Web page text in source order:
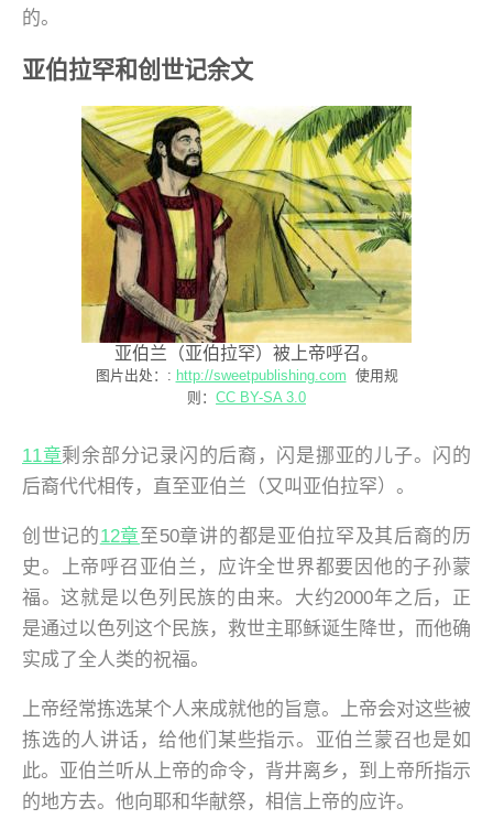
的。
亚伯拉罕和创世记余文
亚伯兰（亚伯拉罕）被上帝呼召。
图片出处：: http://sweetpublishing.com 使用规
则： CC BY-SA 3.0
11章剩余部分记录闪的后裔，闪是挪亚的儿子。闪的
后裔代代相传，直至亚伯兰（又叫亚伯拉罕）。
创世记的12章至50章讲的都是亚伯拉罕及其后裔的历
史。上帝呼召亚伯兰，应许全世界都要因他的子孙蒙
福。这就是以色列民族的由来。大约2000年之后，正
是通过以色列这个民族，救世主耶稣诞生降世，而他确
实成了全人类的祝福。
上帝经常拣选某个人来成就他的旨意。上帝会对这些被
拣选的人讲话，给他们某些指示。亚伯兰蒙召也是如
此。亚伯兰听从上帝的命令，背井离乡，到上帝所指示
的地方去。他向耶和华献祭，相信上帝的应许。